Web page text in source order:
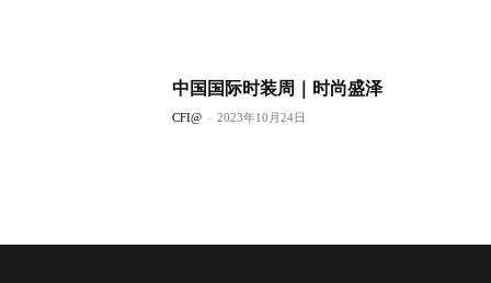
中国国际时装周｜时尚盛泽
CFI@ - 2023年10月24日